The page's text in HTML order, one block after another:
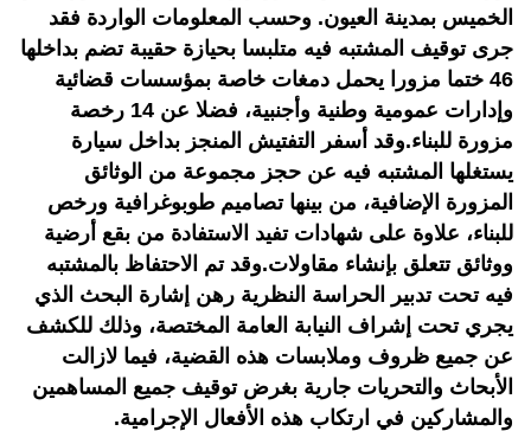
الخميس بمدينة العيون. وحسب المعلومات الواردة فقد
جرى توقيف المشتبه فيه متلبسا بحيازة حقيبة تضم بداخلها
46 ختما مزورا يحمل دمغات خاصة بمؤسسات قضائية
وإدارات عمومية وطنية وأجنبية، فضلا عن 14 رخصة
مزورة للبناء.وقد أسفر التفتيش المنجز بداخل سيارة
يستغلها المشتبه فيه عن حجز مجموعة من الوثائق
المزورة الإضافية، من بينها تصاميم طوبوغرافية ورخص
للبناء، علاوة على شهادات تفيد الاستفادة من بقع أرضية
ووثائق تتعلق بإنشاء مقاولات.وقد تم الاحتفاظ بالمشتبه
فيه تحت تدبير الحراسة النظرية رهن إشارة البحث الذي
يجري تحت إشراف النيابة العامة المختصة، وذلك للكشف
عن جميع ظروف وملابسات هذه القضية، فيما لازالت
الأبحاث والتحريات جارية بغرض توقيف جميع المساهمين
والمشاركين في ارتكاب هذه الأفعال الإجرامية.